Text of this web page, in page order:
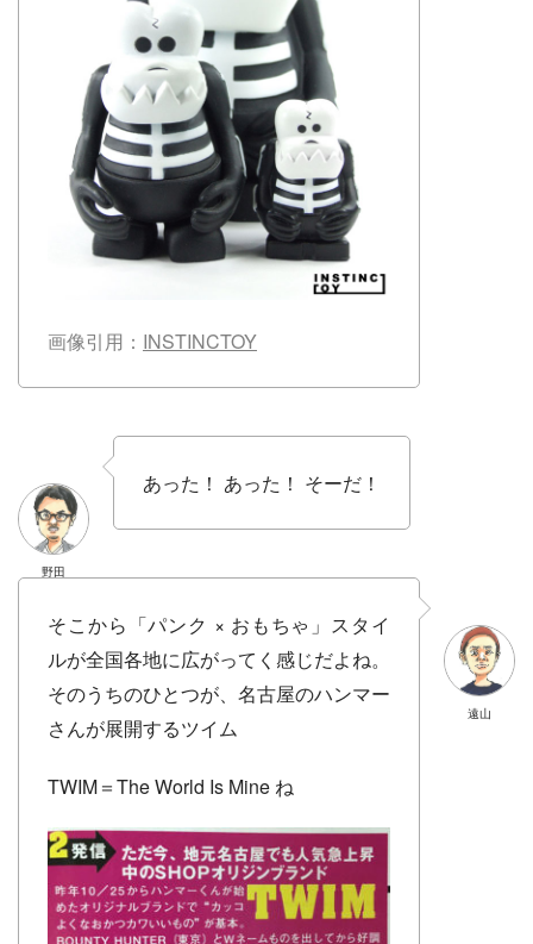
画像引用： INSTINCTOY
野田
あった！ あった！ そーだ！
遠山
そこから「パンク × おもちゃ」スタイ
ルが全国各地に広がってく感じだよね。
そのうちのひとつが、名古屋のハンマー
さんが展開するツイム
TWIM＝The World Is Mine ね